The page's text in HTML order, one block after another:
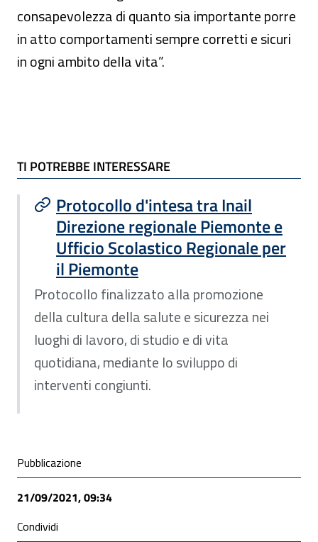
consapevolezza di quanto sia importante porre
in atto comportamenti sempre corretti e sicuri
in ogni ambito della vita”.
TI POTREBBE INTERESSARE
TI POTREBBE INTERESSARE
Protocollo d'intesa tra Inail
Direzione regionale Piemonte e
Ufficio Scolastico Regionale per
il Piemonte
Protocollo finalizzato alla promozione
della cultura della salute e sicurezza nei
luoghi di lavoro, di studio e di vita
quotidiana, mediante lo sviluppo di
interventi congiunti.
Condivisione social
Pubblicazione
21/09/2021, 09:34
Condividi